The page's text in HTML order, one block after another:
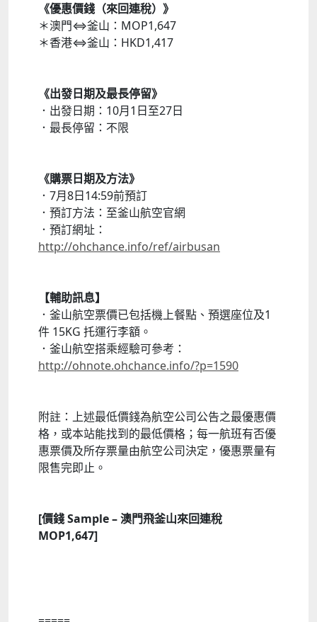
《優惠價錢（來回連稅）》
＊澳門⇔釜山：MOP1,647
＊香港⇔釜山：HKD1,417
《出發日期及最長停留》
．出發日期：10月1日至27日
．最長停留：不限
《購票日期及方法》
．7月8日14:59前預訂
．預訂方法：至釜山航空官網
．預訂網址：
http://ohchance.info/ref/airbusan
【輔助訊息】
．釜山航空票價已包括機上餐點、預選座位及1
件 15KG 托運行李額。
．釜山航空搭乘經驗可參考：
http://ohnote.ohchance.info/?p=1590
附註：上述最低價錢為航空公司公告之最優惠價
格，或本站能找到的最低價格；每一航班有否優
惠票價及所存票量由航空公司決定，優惠票量有
限售完即止。
[價錢 Sample – 澳門飛釜山來回連稅
MOP1,647]